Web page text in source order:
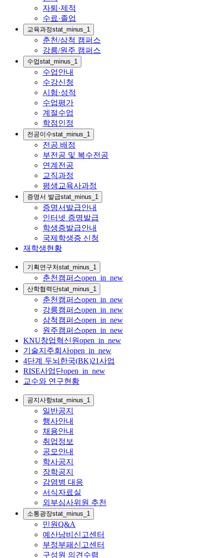
자퇴·제적
수료·졸업
교육과정stat_minus_1
춘천/삼척 캠퍼스
강릉/원주 캠퍼스
수업stat_minus_1
수업안내
수강신청
시험·성적
수업평가
계절수업
학점인정
전공이수stat_minus_1
전공 배정
부전공 및 복수전공
연계전공
교직과정
평생교육사과정
증명서 발급stat_minus_1
증명서발급안내
인터넷 증명발급
학생증발급안내
국제학생증 신청
재학생현황
기획연구처stat_minus_1
춘천캠퍼스open_in_new
산학협력단stat_minus_1
춘천캠퍼스open_in_new
강릉캠퍼스open_in_new
삼척캠퍼스open_in_new
원주캠퍼스open_in_new
KNU창업혁신원open_in_new
기술지주회사open_in_new
4단계 두뇌한국(BK)21사업
RISE사업단open_in_new
교수와 연구현황
공지사항stat_minus_1
일반공지
행사안내
채용안내
취업정보
공모안내
학사공지
장학공지
감염병 대응
서식자료실
외부심사위원 추천
소통광장stat_minus_1
민원Q&A
예산낭비신고센터
부정부패신고센터
구성원 의견수렴